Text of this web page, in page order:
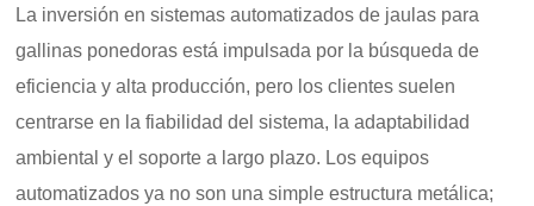
La inversión en sistemas automatizados de jaulas para
gallinas ponedoras está impulsada por la búsqueda de
eficiencia y alta producción, pero los clientes suelen
centrarse en la fiabilidad del sistema, la adaptabilidad
ambiental y el soporte a largo plazo. Los equipos
automatizados ya no son una simple estructura metálica;